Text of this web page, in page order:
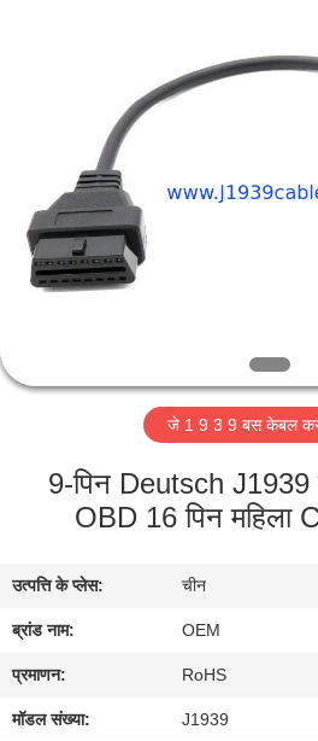
उत्पादों
हमारे
में
भ्रमण
नियंत्रण
संपर्क
करें
जे 1 9 3 9 बस केबल
9-पिन Deutsch J1939
OBD 16 पिन
उत्पत्ति के प्लेस: चीन
ब्रांड नाम: OEM
प्रमाणन: RoHS
मॉडल संख्या: J1939